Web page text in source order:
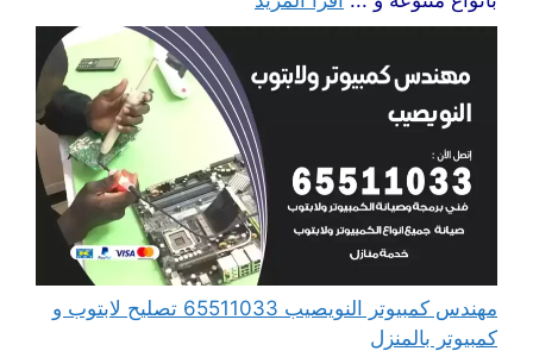
مهندس كمبيوتر النويصيب 65511033 تصليح لابتوب و
كمبيوتر بالمنزل